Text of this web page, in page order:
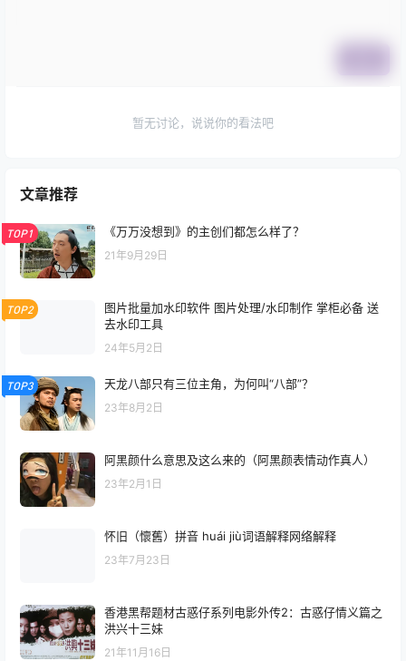
暂无讨论，说说你的看法吧
文章推荐
TOP1 《万万没想到》的主创们都怎么样了？
21年9月29日
TOP2
图片批量加水印软件 图片处理/水印制作 掌柜必备 送
去水印工具
24年5月2日
TOP3 天龙八部只有三位主角，为何叫“八部”？
23年8月2日
阿黑颜什么意思及这么来的（阿黑颜表情动作真人）
23年2月1日
怀旧（懷舊）拼音 huái jiù词语解释网络解释
23年7月23日
香港黑帮题材古惑仔系列电影外传2：古惑仔情义篇之
洪兴十三妹
21年11月16日